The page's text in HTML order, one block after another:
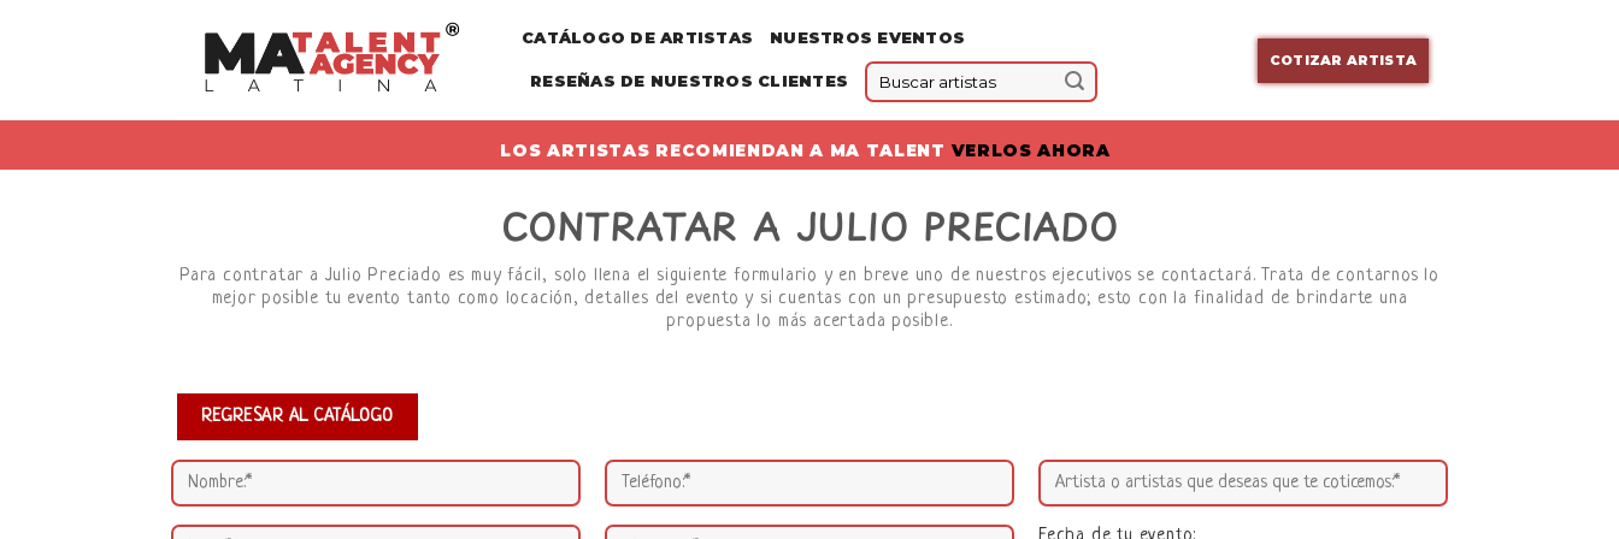
CATÁLOGO DE ARTISTAS NUESTROS EVENTOS
RESEÑAS DE NUESTROS CLIENTES
COTIZAR ARTISTA
LOS ARTISTAS RECOMIENDAN A MA TALENT VERLOS AHORA
CONTRATAR A JULIO PRECIADO
Para contratar a Julio Preciado es muy fácil, solo llena el siguiente formulario y en breve uno de nuestros ejecutivos se contactará. Trata de contarnos lo
mejor posible tu evento tanto como locación, detalles del evento y si cuentas con un presupuesto estimado; esto con la finalidad de brindarte una
propuesta lo más acertada posible.
REGRESAR AL CATÁLOGO